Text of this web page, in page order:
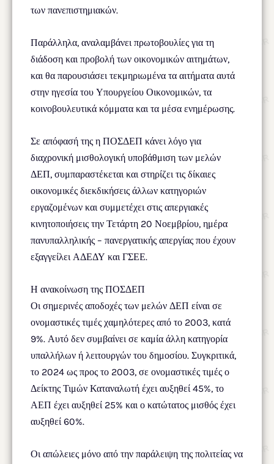
των πανεπιστημιακών.
Παράλληλα, αναλαμβάνει πρωτοβουλίες για τη
διάδοση και προβολή των οικονομικών αιτημάτων,
και θα παρουσιάσει τεκμηριωμένα τα αιτήματα αυτά
στην ηγεσία του Υπουργείου Οικονομικών, τα
κοινοβουλευτικά κόμματα και τα μέσα ενημέρωσης.
Σε απόφασή της η ΠΟΣΔΕΠ κάνει λόγο για
διαχρονική μισθολογική υποβάθμιση των μελών
ΔΕΠ, συμπαραστέκεται και στηρίζει τις δίκαιες
οικονομικές διεκδικήσεις άλλων κατηγοριών
εργαζομένων και συμμετέχει στις απεργιακές
κινητοποιήσεις την Τετάρτη 20 Νοεμβρίου, ημέρα
πανυπαλληλικής – πανεργατικής απεργίας που έχουν
εξαγγείλει ΑΔΕΔΥ και ΓΣΕΕ.
Η ανακοίνωση της ΠΟΣΔΕΠ
Οι σημερινές αποδοχές των μελών ΔΕΠ είναι σε
ονομαστικές τιμές χαμηλότερες από το 2003, κατά
9%. Αυτό δεν συμβαίνει σε καμία άλλη κατηγορία
υπαλλήλων ή λειτουργών του δημοσίου. Συγκριτικά,
το 2024 ως προς το 2003, σε ονομαστικές τιμές ο
Δείκτης Τιμών Καταναλωτή έχει αυξηθεί 45%, το
ΑΕΠ έχει αυξηθεί 25% και ο κατώτατος μισθός έχει
αυξηθεί 60%.
Οι απώλειες μόνο από την παράλειψη της πολιτείας να